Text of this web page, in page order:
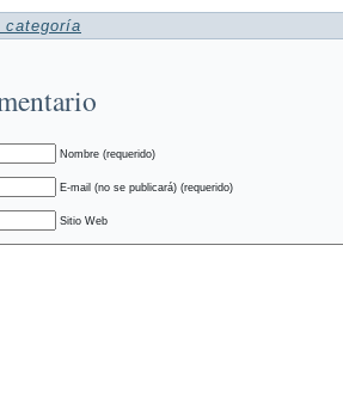
categoría
Nombre (requerido)
E-mail (no se publicará) (requerido)
Sitio Web